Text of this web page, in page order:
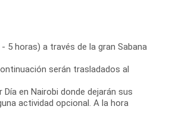
5 horas) a través de la gran Sabana
serán trasladados al
en Nairobi donde dejarán sus
actividad opcional. A la hora